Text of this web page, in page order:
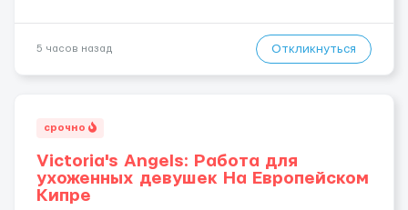
5 часов назад Откликнуться
срочно
Victoria's Angels: Работа для
ухоженных девушек На Европейском
Кипре